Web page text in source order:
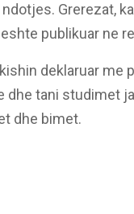
Grerezat,
publikuar ne
deklaruar
dhe tani studimet
dhe bimet.